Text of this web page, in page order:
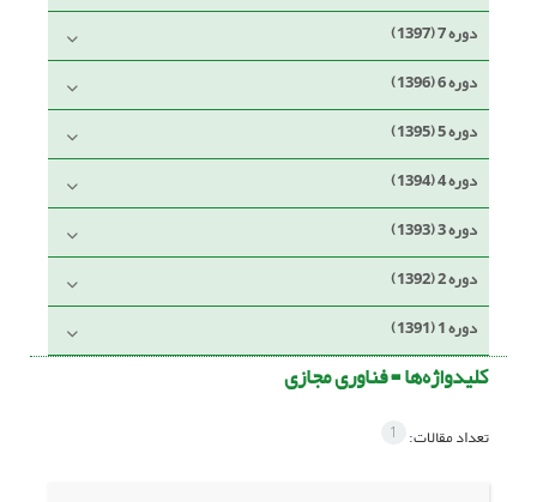
دوره 7 (1397)
دوره 6 (1396)
دوره 5 (1395)
دوره 4 (1394)
دوره 3 (1393)
دوره 2 (1392)
دوره 1 (1391)
کلیدواژه‌ها =فناوری مجازی
تعداد مقالات: 1